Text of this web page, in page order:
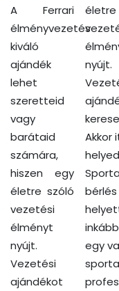
A Ferrari
élményvezetés
kiváló
ajándék
lehet
szeretteid
vagy
barátaid
számára,
hiszen egy
életre szóló
vezetési
élményt
nyújt.
Vezetési
ajándékot
életre
nyújt.
Akkor
bérlés
egy